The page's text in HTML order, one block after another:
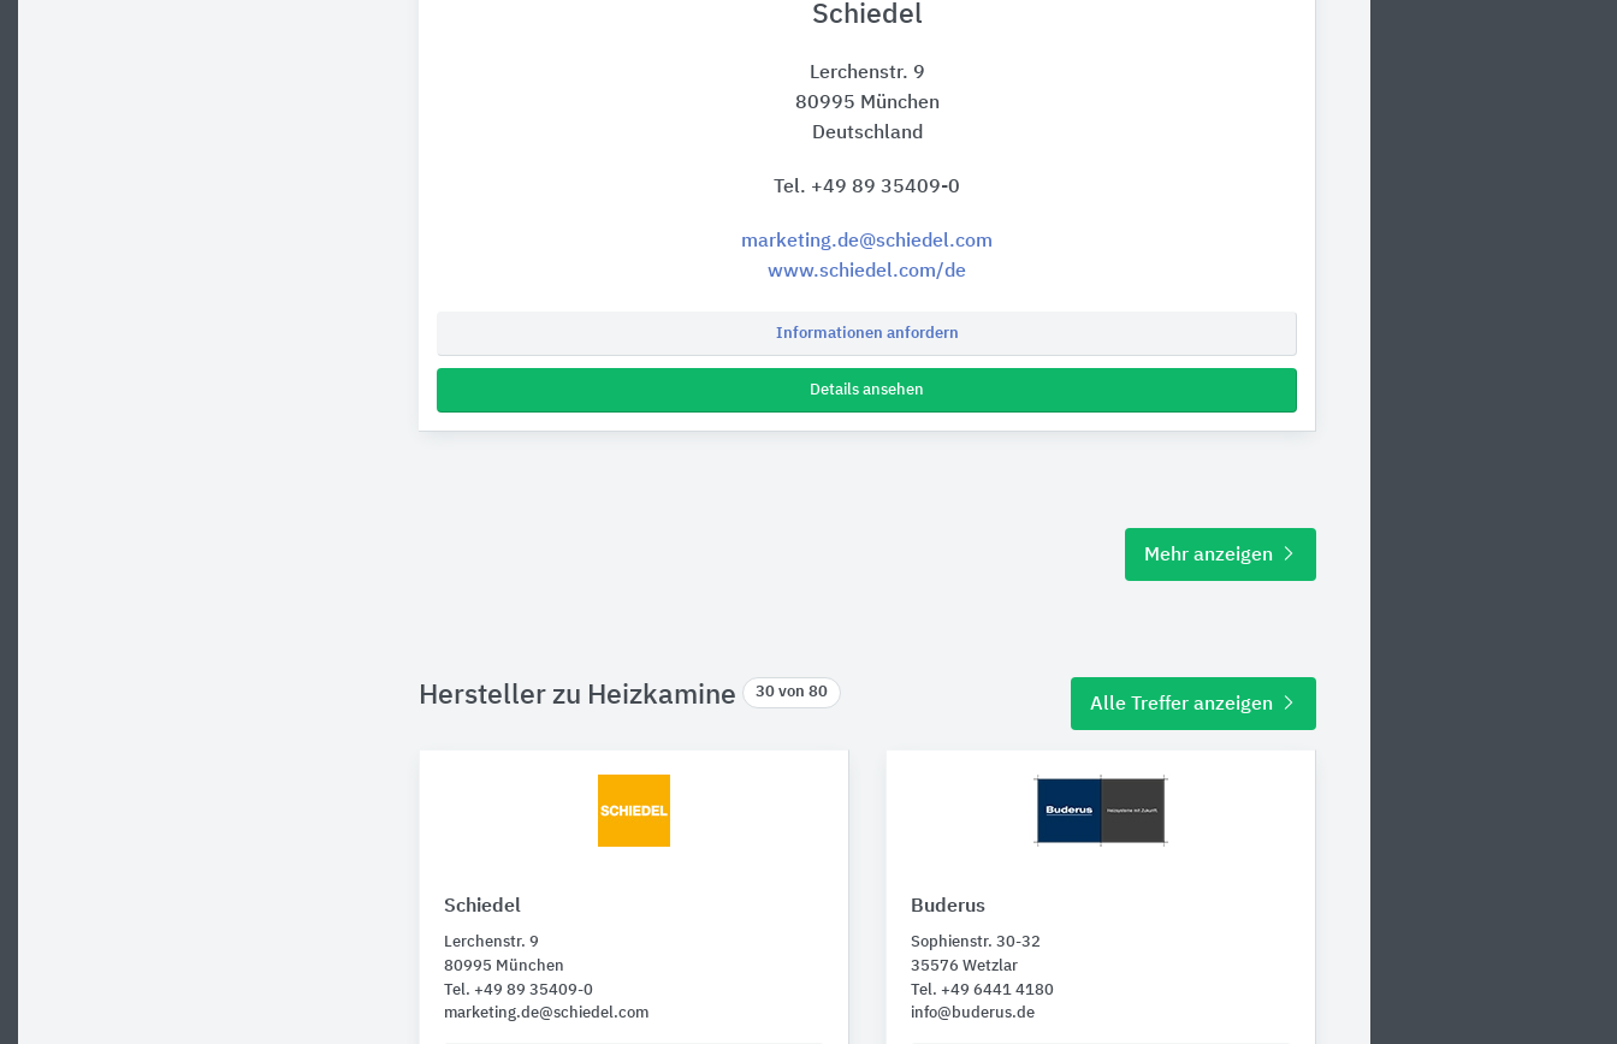
Schiedel
Lerchenstr. 9
80995 München
Deutschland
Tel. +49 89 35409-0
marketing.de@schiedel.com
www.schiedel.com/de
Informationen anfordern
Details ansehen
Mehr anzeigen
Hersteller zu Heizkamine 30 von 80
Alle Treffer anzeigen
Schiedel
Lerchenstr. 9
80995 München
Tel. +49 89 35409-0
marketing.de@schiedel.com
Buderus
Sophienstr. 30-32
35576 Wetzlar
Tel. +49 6441 4180
info@buderus.de